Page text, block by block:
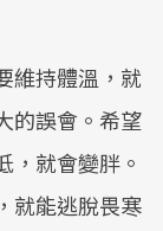
維持體溫，就
的誤會。希望
，就會變胖。
就能逃脫畏寒